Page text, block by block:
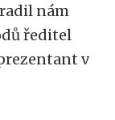
nám
ředitel
v